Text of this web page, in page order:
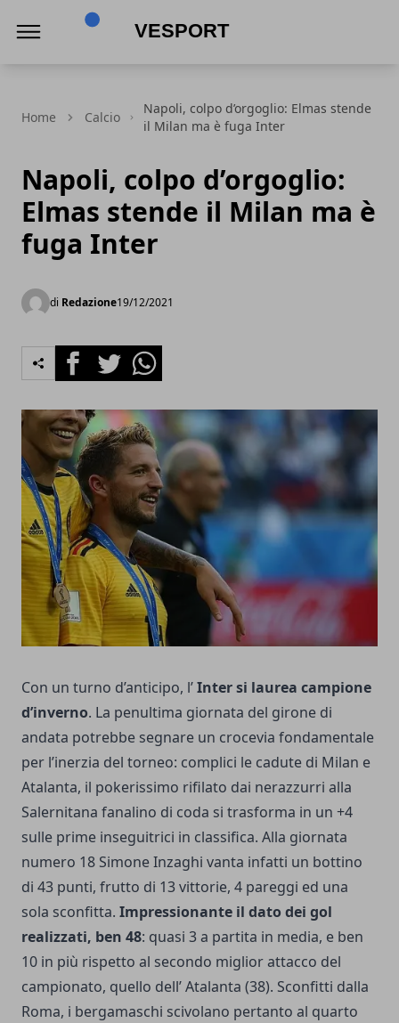
Home Calcio
Napoli, colpo d’orgoglio: Elmas stende
il Milan ma è fuga Inter
Napoli, colpo d’orgoglio:
Elmas stende il Milan ma è
fuga Inter
di Redazione19/12/2021
FacebookTwitterWhatsapp
Con un turno d’anticipo, l’Inter si laurea campione
d’inverno. La penultima giornata del girone di
andata potrebbe segnare un crocevia fondamentale
per l’inerzia del torneo: complici le cadute di Milan e
Atalanta, il pokerissimo rifilato dai nerazzurri alla
Salernitana fanalino di coda si trasforma in un +4
sulle prime inseguitrici in classifica. Alla giornata
numero 18 Simone Inzaghi vanta infatti un bottino
di 43 punti, frutto di 13 vittorie, 4 pareggi ed una
sola sconfitta. Impressionante il dato dei gol
realizzati, ben 48: quasi 3 a partita in media, e ben
10 in più rispetto al secondo miglior attacco del
campionato, quello dell’ Atalanta (38). Sconfitti dalla
Roma, i bergamaschi scivolano pertanto al quarto